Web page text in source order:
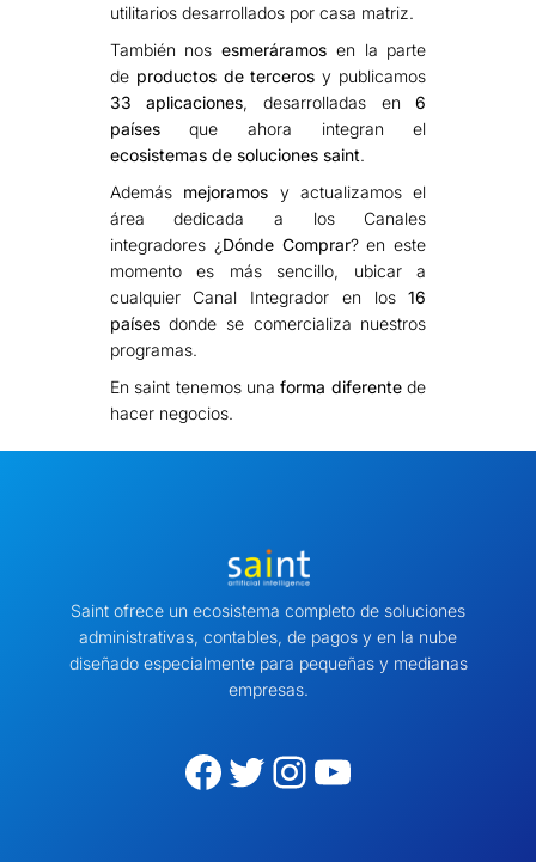
utilitarios desarrollados por casa matriz.
También nosesmeráramos en la parte
de productos de terceros y publicamos
33 aplicaciones, desarrolladas en6
paísesque ahora integran el
ecosistemas de soluciones saint.
Además mejoramos y actualizamos el
área dedicada a los Canales
integradores ¿Dónde Comprar? en este
momento es más sencillo, ubicar a
cualquier Canal Integrador en los16
paísesdonde se comercializa nuestros
programas.
En saint tenemos unaforma diferentede
hacer negocios.
Saint ofrece un ecosistema completo de soluciones
administrativas, contables, de pagos y en la nube
diseñado especialmente para pequeñas y medianas
empresas.
Facebook Twitter Instagram YouTube